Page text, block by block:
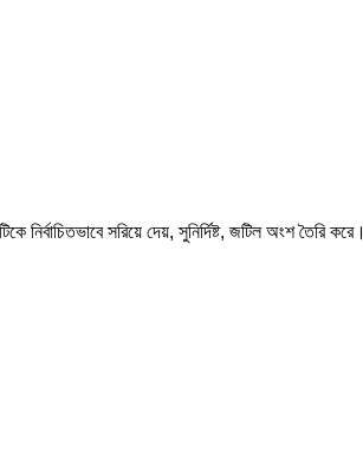
নির্বাচিতভাবে সরিয়ে দেয়, সুনির্দিষ্ট, জটিল অংশ তৈরি করে।